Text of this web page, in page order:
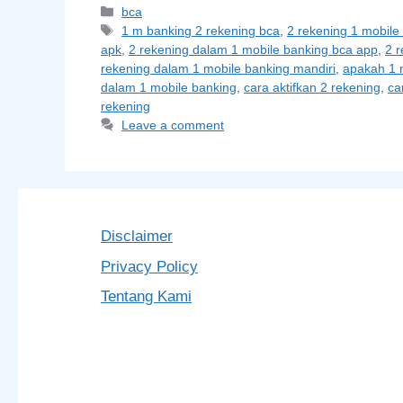
Categories
bca
Tags
1 m banking 2 rekening bca 2 rekening 1 mobile
apk 2 rekening dalam 1 mobile banking bca app 2
rekening dalam 1 mobile banking mandiri apakah 1
dalam 1 mobile banking cara aktifkan 2 rekening
rekening
Leave a comment
Disclaimer
Privacy Policy
Tentang Kami